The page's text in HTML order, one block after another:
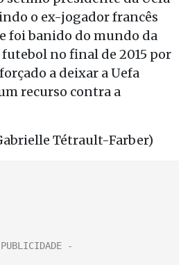
o ex-jogador francês
foi banido do mundo da
no final de 2015 por
a deixar a Uefa
recurso contra a
Tétrault-Farber)